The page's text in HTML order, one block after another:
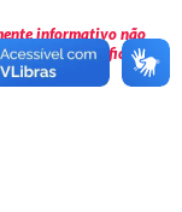
informativo não
em Diário Oficial.